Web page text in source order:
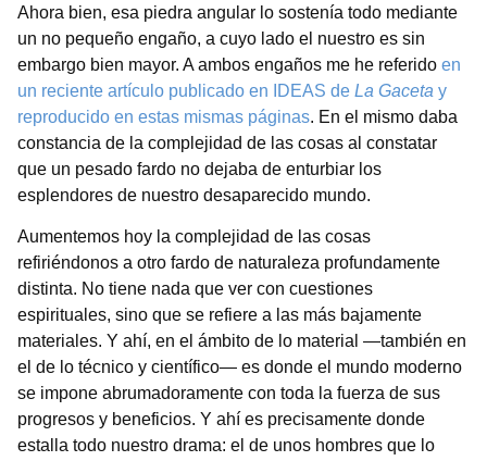
Ahora bien, esa piedra angular lo sostenía todo mediante
un no pequeño engaño, a cuyo lado el nuestro es sin
embargo bien mayor. A ambos engaños me he referido en
un reciente artículo publicado en IDEAS de La Gaceta y
reproducido en estas mismas páginas. En el mismo daba
constancia de la complejidad de las cosas al constatar
que un pesado fardo no dejaba de enturbiar los
esplendores de nuestro desaparecido mundo.
Aumentemos hoy la complejidad de las cosas
refiriéndonos a otro fardo de naturaleza profundamente
distinta. No tiene nada que ver con cuestiones
espirituales, sino que se refiere a las más bajamente
materiales. Y ahí, en el ámbito de lo material —también en
el de lo técnico y científico— es donde el mundo moderno
se impone abrumadoramente con toda la fuerza de sus
progresos y beneficios. Y ahí es precisamente donde
estalla todo nuestro drama: el de unos hombres que lo